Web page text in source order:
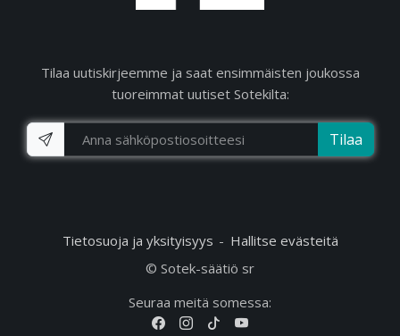
Tilaa uutiskirjeemme ja saat ensimmäisten joukossa
tuoreimmat uutiset Sotekilta:
Tilaa
Tietosuoja ja yksityisyys
Hallitse evästeitä
© Sotek-säätiö sr
Seuraa meitä somessa: